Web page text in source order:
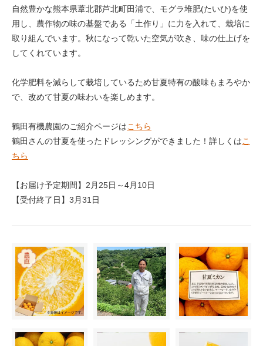
自然豊かな熊本県葦北郡芦北町田浦で、モグラ堆肥(たいひ)を使
用し、農作物の味の基盤である「土作り」に力を入れて、栽培に
取り組んでいます。秋になって乾いた空気が吹き、味の仕上げを
してくれています。
化学肥料を減らして栽培しているため甘夏特有の酸味もまろやか
で、改めて甘夏の味わいを楽しめます。
鶴田有機農園のご紹介ページはこちら
鶴田さんの甘夏を使ったドレッシングができました！詳しくはこ
ちら
【お届け予定期間】2月25日～4月10日
【受付終了日】3月31日